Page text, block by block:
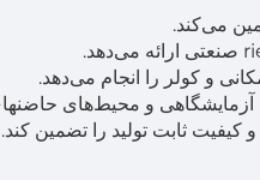
آزمایشگاهی و محیط‌های
ثابت تولید را تضمین کند.